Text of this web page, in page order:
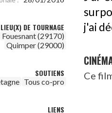
LIEU(X) DE TOURNAGE
Fouesnant (29170)
Quimper (29000)
SOUTIENS
Tous co-pro
LIENS
j'ai
Ce